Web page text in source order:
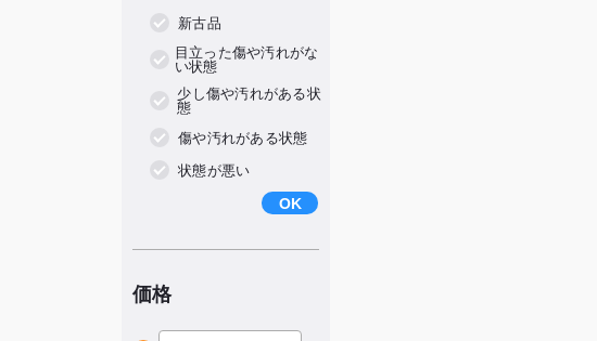
新古品
⽬⽴った傷や汚れがな
い状態
少し傷や汚れがある状
態
傷や汚れがある状態
状態が悪い
OK
価格